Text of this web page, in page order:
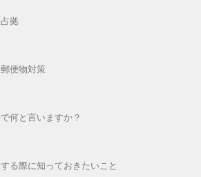
拠
便物対策
何と言いますか？
る際に知っておきたいこと